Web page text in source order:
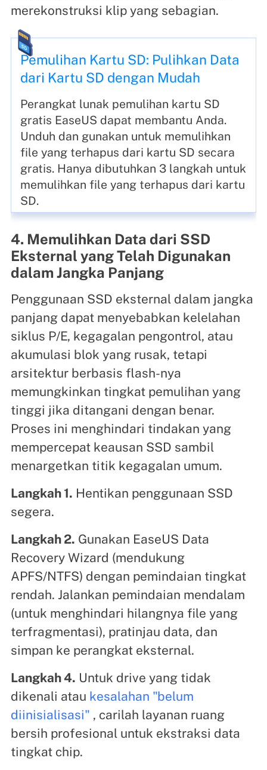
merekonstruksi klip yang sebagian.
Pemulihan Kartu SD: Pulihkan Data
dari Kartu SD dengan Mudah
Perangkat lunak pemulihan kartu SD
gratis EaseUS dapat membantu Anda.
Unduh dan gunakan untuk memulihkan
file yang terhapus dari kartu SD secara
gratis. Hanya dibutuhkan 3 langkah untuk
memulihkan file yang terhapus dari kartu
SD.
4. Memulihkan Data dari SSD
Eksternal yang Telah Digunakan
dalam Jangka Panjang
Penggunaan SSD eksternal dalam jangka
panjang dapat menyebabkan kelelahan
siklus P/E, kegagalan pengontrol, atau
akumulasi blok yang rusak, tetapi
arsitektur berbasis flash-nya
memungkinkan tingkat pemulihan yang
tinggi jika ditangani dengan benar.
Proses ini menghindari tindakan yang
mempercepat keausan SSD sambil
menargetkan titik kegagalan umum.
Langkah 1. Hentikan penggunaan SSD
segera.
Langkah 2. Gunakan EaseUS Data
Recovery Wizard (mendukung
APFS/NTFS) dengan pemindaian tingkat
rendah. Jalankan pemindaian mendalam
(untuk menghindari hilangnya file yang
terfragmentasi), pratinjau data, dan
simpan ke perangkat eksternal.
Langkah 4. Untuk drive yang tidak
dikenali atau kesalahan "belum
diinisialisasi" , carilah layanan ruang
bersih profesional untuk ekstraksi data
tingkat chip.